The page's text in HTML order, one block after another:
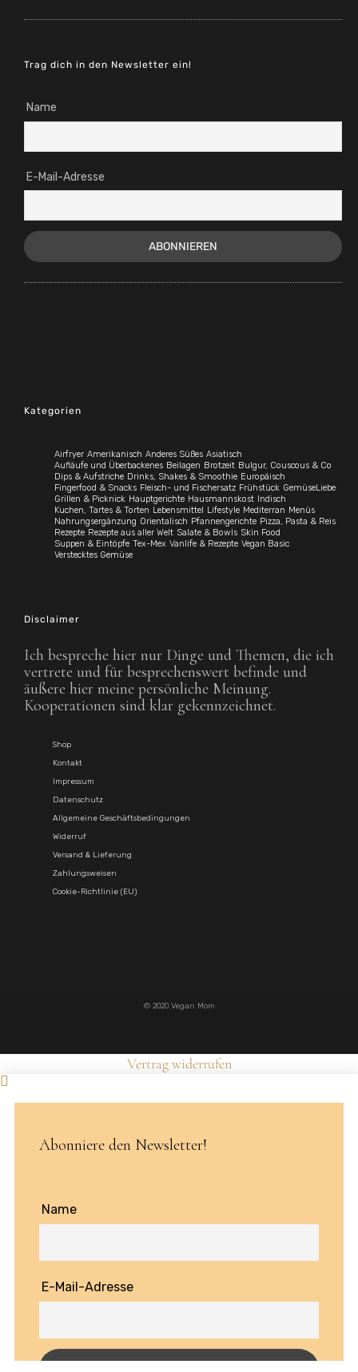
Trag dich in den Newsletter ein!
Name
E-Mail-Adresse
Kategorien
Airfryer Amerikanisch Anderes Süßes Asiatisch
Aufläufe und Überbackenes Beilagen Brotzeit Bulgur, Couscous & Co
Dips & Aufstriche Drinks, Shakes & Smoothie Europäisch
Fingerfood & Snacks Fleisch- und Fischersatz Frühstück GemüseLiebe
Grillen & Picknick Hauptgerichte Hausmannskost Indisch
Kuchen, Tartes & Torten Lebensmittel Lifestyle Mediterran Menüs
Nahrungsergänzung Orientalisch Pfannengerichte Pizza, Pasta & Reis
Rezepte Rezepte aus aller Welt Salate & Bowls Skin Food
Suppen & Eintöpfe Tex-Mex Vanlife & Rezepte Vegan Basic
Verstecktes Gemüse
Disclaimer
Ich bespreche hier nur Dinge und Themen, die ich
vertrete und für besprechenswert befinde und
äußere hier meine persönliche Meinung.
Kooperationen sind klar gekennzeichnet.
Shop
Kontakt
Impressum
Datenschutz
Allgemeine Geschäftsbedingungen
Widerruf
Versand & Lieferung
Zahlungsweisen
Cookie-Richtlinie (EU)
© 2020 Vegan Mom
Vertrag widerrufen
Abonniere den Newsletter!
Name
E-Mail-Adresse